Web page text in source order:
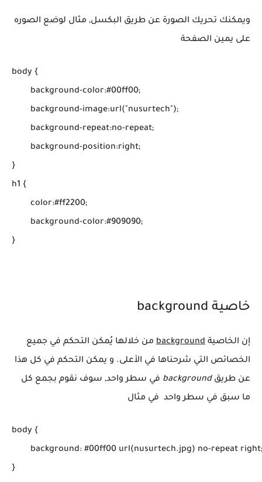
ويمكنك تحريك الصورة عن طريق البكسل, مثال لوضع الصوره
على يمين الصفحة
body {
}
h1 {
خاصية background
إن الخاصية background من خلالها يُمكن التحكم في جميع
الخصائص التي شرحناها في الأعلى. و يمكن التحكم في كل هذا
عن طريقbackground في سطر واحد, سوف نقوم بجمع كل
ما سبق في سطر واحد في مثال
body {
}